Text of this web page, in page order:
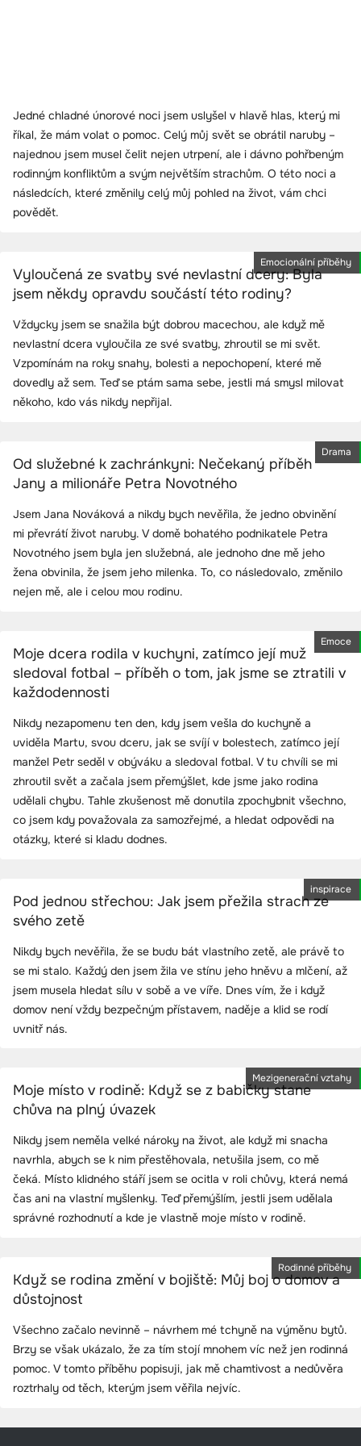
Jedné chladné únorové noci jsem uslyšel v hlavě hlas, který mi
říkal, že mám volat o pomoc. Celý můj svět se obrátil naruby –
najednou jsem musel čelit nejen utrpení, ale i dávno pohřbeným
rodinným konfliktům a svým největším strachům. O této noci a
následcích, které změnily celý můj pohled na život, vám chci
povědět.
Emocionální příběhy
Vyloučená ze svatby své nevlastní dcery: Byla
jsem někdy opravdu součástí této rodiny?
Vždycky jsem se snažila být dobrou macechou, ale když mě
nevlastní dcera vyloučila ze své svatby, zhroutil se mi svět.
Vzpomínám na roky snahy, bolesti a nepochopení, které mě
dovedly až sem. Teď se ptám sama sebe, jestli má smysl milovat
někoho, kdo vás nikdy nepřijal.
Drama
Od služebné k zachránkyni: Nečekaný příběh
Jany a milionáře Petra Novotného
Jsem Jana Nováková a nikdy bych nevěřila, že jedno obvinění
mi převrátí život naruby. V domě bohatého podnikatele Petra
Novotného jsem byla jen služebná, ale jednoho dne mě jeho
žena obvinila, že jsem jeho milenka. To, co následovalo, změnilo
nejen mě, ale i celou mou rodinu.
Emoce
Moje dcera rodila v kuchyni, zatímco její muž
sledoval fotbal – příběh o tom, jak jsme se ztratili v
každodennosti
Nikdy nezapomenu ten den, kdy jsem vešla do kuchyně a
uviděla Martu, svou dceru, jak se svíjí v bolestech, zatímco její
manžel Petr seděl v obýváku a sledoval fotbal. V tu chvíli se mi
zhroutil svět a začala jsem přemýšlet, kde jsme jako rodina
udělali chybu. Tahle zkušenost mě donutila zpochybnit všechno,
co jsem kdy považovala za samozřejmé, a hledat odpovědi na
otázky, které si kladu dodnes.
inspirace
Pod jednou střechou: Jak jsem přežila strach ze
svého zetě
Nikdy bych nevěřila, že se budu bát vlastního zetě, ale právě to
se mi stalo. Každý den jsem žila ve stínu jeho hněvu a mlčení, až
jsem musela hledat sílu v sobě a ve víře. Dnes vím, že i když
domov není vždy bezpečným přístavem, naděje a klid se rodí
uvnitř nás.
Mezigenerační vztahy
Moje místo v rodině: Když se z babičky stane
chůva na plný úvazek
Nikdy jsem neměla velké nároky na život, ale když mi snacha
navrhla, abych se k nim přestěhovala, netušila jsem, co mě
čeká. Místo klidného stáří jsem se ocitla v roli chůvy, která nemá
čas ani na vlastní myšlenky. Teď přemýšlím, jestli jsem udělala
správné rozhodnutí a kde je vlastně moje místo v rodině.
Rodinné příběhy
Když se rodina změní v bojiště: Můj boj o domov a
důstojnost
Všechno začalo nevinně – návrhem mé tchyně na výměnu bytů.
Brzy se však ukázalo, že za tím stojí mnohem víc než jen rodinná
pomoc. V tomto příběhu popisuji, jak mě chamtivost a nedůvěra
roztrhaly od těch, kterým jsem věřila nejvíc.